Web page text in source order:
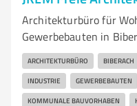
Architekturbüro für
Gewerbebauten in
ARCHITEKTURBÜRO BIBERACH
INDUSTRIE GEWERBEBAUTEN
KOMMUNALE BAUVORHABEN